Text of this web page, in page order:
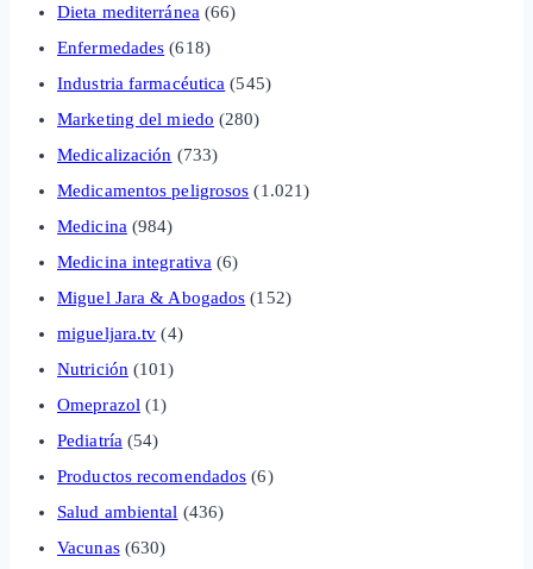
Dieta mediterránea (66)
Enfermedades (618)
Industria farmacéutica (545)
Marketing del miedo (280)
Medicalización (733)
Medicamentos peligrosos (1.021)
Medicina (984)
Medicina integrativa (6)
Miguel Jara & Abogados (152)
migueljara.tv (4)
Nutrición (101)
Omeprazol (1)
Pediatría (54)
Productos recomendados (6)
Salud ambiental (436)
Vacunas(630)